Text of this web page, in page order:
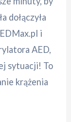
dołączyła
i
AED,
sytuacji! To
krążenia